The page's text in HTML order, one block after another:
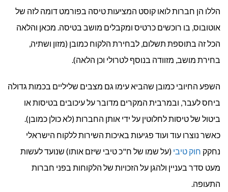
על
הללו הן חברות לואו קוסט המציעות טיסה בפורמט דומה לזה של
אוטובוס, בו רוכשים כרטיס ומקבלים מושב בטיסה. מכאן והלאה
הכל זה בתוספת תשלום, לבחירת הלקוח כמובן (מזון ושתיה,
בחירת מושב, מזוודה בנוסף לטרולי וכן הלאה).
השפע החיובי כמובן שהביא עימו גם מצבים שליליים בכמות גדולה
ביחס לעבר, ובמרבית המקרים מדובר על עיכובים בטיסות או
ביטול של טיסות לחלוטין על ידי אותן החברות (לא כולן כמובן).
כאשר נוצרו עוד ועוד פגיעות באיכות השירות ללקוח הישראלי
נחקק חוק טיבי (על שמו של ח"כ טיבי שיזם אותו) שנועד לעשות
מעט סדר בעניין ולהגן על הזכויות של הלקוחות בפני חברות
התעופה.